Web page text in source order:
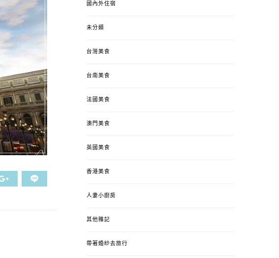
國內外住宿
未分類
台灣美食
台南美食
法國美食
澳門美食
英國美食
香港美食
人妻小廚房
其他雜記
帶著婚紗去旅行